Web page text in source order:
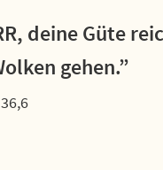
deine Güte
gehen.”